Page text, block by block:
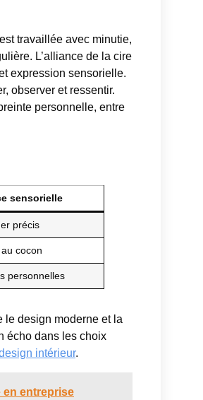
travaillée avec minutie,
L’alliance de la cire
expression sensorielle.
observer et ressentir.
personnelle, entre
sensorielle
précis
cocon
personnelles
le design moderne et la
écho dans les choix
intérieur.
en entreprise